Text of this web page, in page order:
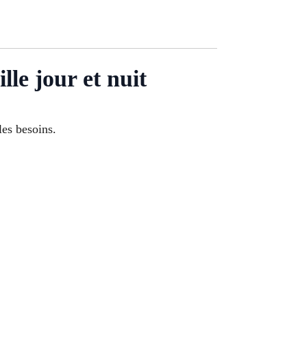
jour et nuit
besoins.